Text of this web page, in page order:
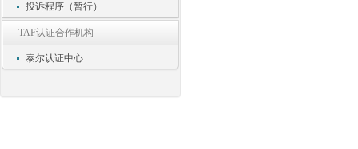
投诉程序（暂行）
TAF认证合作机构
泰尔认证中心